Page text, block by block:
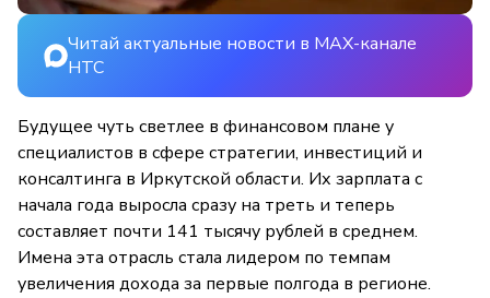
Читай актуальные новости в MAX-канале
НТС
Будущее чуть светлее в финансовом плане у
специалистов в сфере стратегии, инвестиций и
консалтинга в Иркутской области. Их зарплата с
начала года выросла сразу на треть и теперь
составляет почти 141 тысячу рублей в среднем.
Имена эта отрасль стала лидером по темпам
увеличения дохода за первые полгода в регионе.